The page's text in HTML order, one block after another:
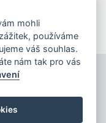
mohli
používáme
váš souhlas.
nám tak pro vás